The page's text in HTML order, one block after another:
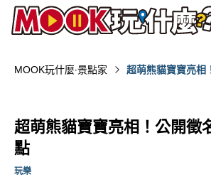
MOOK玩什麼‧景點家
超萌熊貓寶寶亮相
超萌熊貓寶寶亮相！公開徵
點
玩樂